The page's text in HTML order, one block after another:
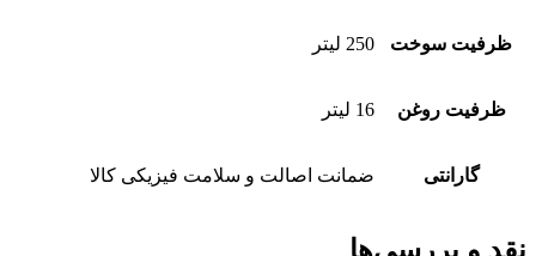
ظرفیت سوخت 250 لیتر
ظرفیت روغن 16 لیتر
گارانتی ضمانت اصالت و سلامت فیزیکی کالا